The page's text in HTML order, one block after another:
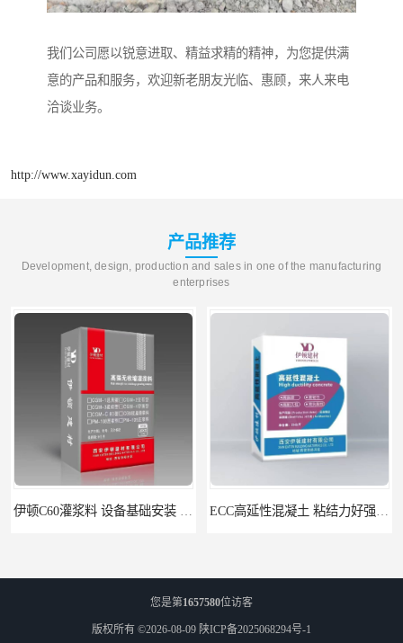
我们公司愿以锐意进取、精益求精的精神，为您提供满
意的产品和服务，欢迎新老朋友光临、惠顾，来人来电
洽谈业务。
http://www.xayidun.com
产品推荐
Development, design, production and sales in one of the manufacturing
enterprises
您是第1657580位访客
版权所有 ©2026-08-09 陕ICP备2025068294号-1